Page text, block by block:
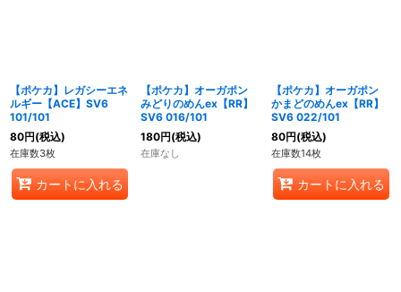
【ポケカ】レガシーエネ
ルギー【ACE】SV6
101/101
80円(税込)
在庫数3枚
カートに入れる
【ポケカ】オーガポン
みどりのめんex【RR】
SV6 016/101
180円(税込)
在庫なし
【ポケカ】オーガポン
かまどのめんex【RR】
SV6 022/101
80円(税込)
在庫数14枚
カートに入れる